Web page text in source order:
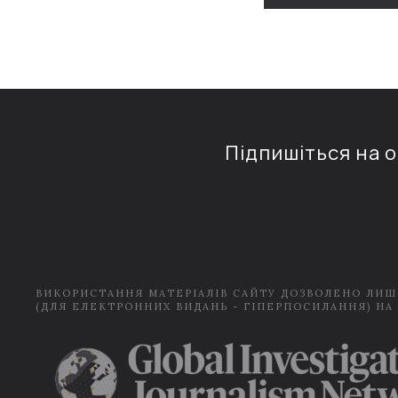
Підпишіться на
ВИКОРИСТАННЯ МАТЕРІАЛІВ САЙТУ ДОЗВОЛЕНО
(ДЛЯ ЕЛЕКТРОННИХ ВИДАНЬ - ГІПЕРПОСИЛАННЯ) НА